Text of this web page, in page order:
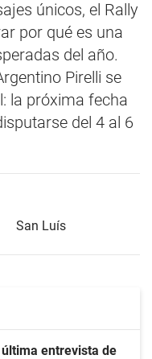
únicos, el Rally
por qué es una
del año.
Pirelli se
la próxima fecha
del 4 al 6
San Luís
entrevista de